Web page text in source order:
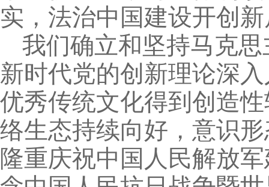
实，法治中国建设开创
我们确立和坚持马克
新时代党的创新理论深
优秀传统文化得到创造
络生态持续向好，意识
隆重庆祝中国人民解放